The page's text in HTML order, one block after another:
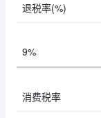
退税率(%)
9%
消费税率